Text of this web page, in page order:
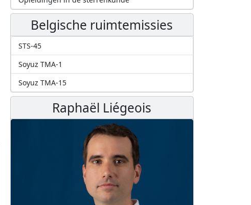
Belgische ruimtemissies
STS-45
Soyuz TMA-1
Soyuz TMA-15
Raphaël Liégeois